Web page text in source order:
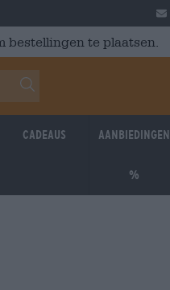
te plaatsen.
Cadeaus Aanbiedingen
%